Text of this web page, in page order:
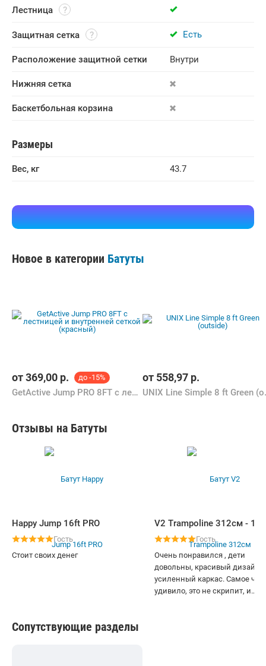
Лестница
Защитная сетка Есть
Расположение защитной сетки Внутри
Нижняя сетка
Баскетбольная корзина
Размеры
Вес, кг 43.7
Новое в категории Батуты
от369,00 р. до -15%
GetActive Jump PRO 8FT с лестницей и внутренней сеткой (красный)
от 558,97 р.
UNIX
Отзывы на Батуты
Happy Jump 16ft PRO
Гость
Стоит своих денег
Гость
Очень понравился , дети
довольны, красивый дизайн,
усиленный каркас. Самое что
удивило, это не скрипит, и
Сопутствующие разделы